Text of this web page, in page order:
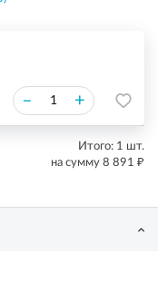
– +
Итого: 1 шт.
на сумму 8 891 ₽